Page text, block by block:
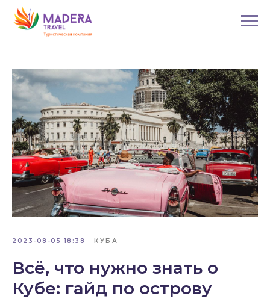
2023-08-05 18:38 КУБА
Всё, что нужно знать о
Кубе: гайд по острову